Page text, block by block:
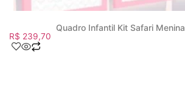
Quadro Infantil Kit Safari Menina
R$ 239,70